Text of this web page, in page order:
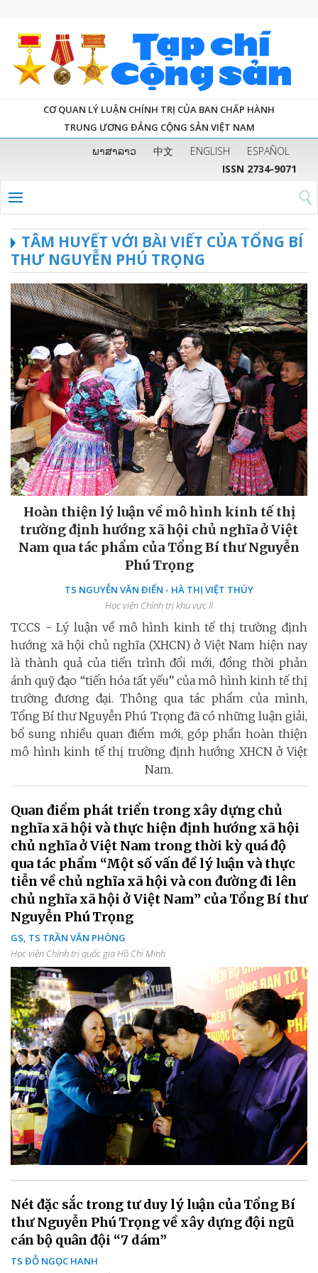
CƠ QUAN LÝ LUẬN CHÍNH TRỊ CỦA BAN CHẤP HÀNH
TRUNG ƯƠNG ĐẢNG CỘNG SẢN VIỆT NAM
ພາສາລາວ 中文 ENGLISH
ESPAÑOL
ISSN 2734-9071
TÂM HUYẾT VỚI BÀI VIẾT CỦA TỔNG BÍ
THƯ NGUYỄN PHÚ TRỌNG
Hoàn thiện lý luận về mô hình kinh tế thị
trường định hướng xã hội chủ nghĩa ở Việt
Nam qua tác phẩm của Tổng Bí thư Nguyễn
Phú Trọng
TS NGUYỄN VĂN ĐIỂN - HÀ THỊ VIỆT THÚY
Học viện Chính trị khu vực II
TCCS - Lý luận về mô hình kinh tế thị trường định
hướng xã hội chủ nghĩa (XHCN) ở Việt Nam hiện nay
là thành quả của tiến trình đổi mới, đồng thời phản
ánh quỹ đạo “tiến hóa tất yếu” của mô hình kinh tế thị
trường đương đại. Thông qua tác phẩm của mình,
Tổng Bí thư Nguyễn Phú Trọng đã có những luận giải,
bổ sung nhiều quan điểm mới, góp phần hoàn thiện
mô hình kinh tế thị trường định hướng XHCN ở Việt
Nam.
Quan điểm phát triển trong xây dựng chủ
nghĩa xã hội và thực hiện định hướng xã hội
chủ nghĩa ở Việt Nam trong thời kỳ quá độ
qua tác phẩm “Một số vấn đề lý luận và thực
tiễn về chủ nghĩa xã hội và con đường đi lên
chủ nghĩa xã hội ở Việt Nam” của Tổng Bí thư
Nguyễn Phú Trọng
GS, TS TRẦN VĂN PHÒNG
Học viện Chính trị quốc gia Hồ Chí Minh
Nét đặc sắc trong tư duy lý luận của Tổng Bí
thư Nguyễn Phú Trọng về xây dựng đội ngũ
cán bộ quân đội “7 dám”
TS ĐỖ NGỌC HANH